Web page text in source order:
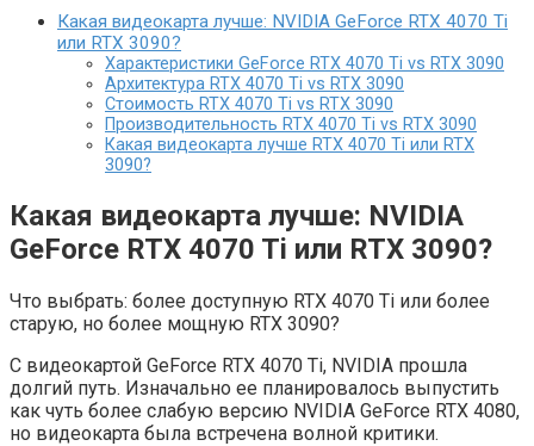
Какая видеокарта лучше: NVIDIA GeForce RTX 4070 Ti
или RTX 3090?
Характеристики GeForce RTX 4070 Ti vs RTX 3090
Архитектура RTX 4070 Ti vs RTX 3090
Стоимость RTX 4070 Ti vs RTX 3090
Производительность RTX 4070 Ti vs RTX 3090
Какая видеокарта лучше RTX 4070 Ti или RTX
3090?
Какая видеокарта лучше: NVIDIA
GeForce RTX 4070 Ti или RTX 3090?
Что выбрать: более доступную RTX 4070 Ti или более
старую, но более мощную RTX 3090?
С видеокартой GeForce RTX 4070 Ti, NVIDIA прошла
долгий путь. Изначально ее планировалось выпустить
как чуть более слабую версию NVIDIA GeForce RTX 4080,
но видеокарта была встречена волной критики.